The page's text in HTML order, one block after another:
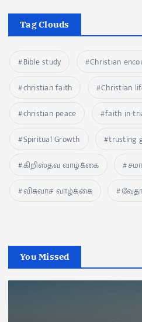
Tag Clouds
Bible study
Christian
christian faith
Christian
christian peace
faith in
Spiritual Growth
trusting
கிறிஸ்தவ வாழ்க்கை
விசுவாச வாழ்க்கை
You Missed